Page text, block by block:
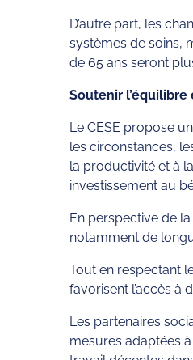
D’autre part, les
systèmes de soins,
de 65 ans seront
Soutenir
Le CESE propose
les circonstances,
la productivité et à
investissement au
En perspective de
notamment de
Tout en respectant
favorisent l’accès à
Les partenaires
mesures adaptées